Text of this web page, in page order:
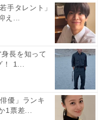
ってきました。
って）。」
した。
2022
手タレント」
え...
身長を知って
1...
優」ランキ
1票差...